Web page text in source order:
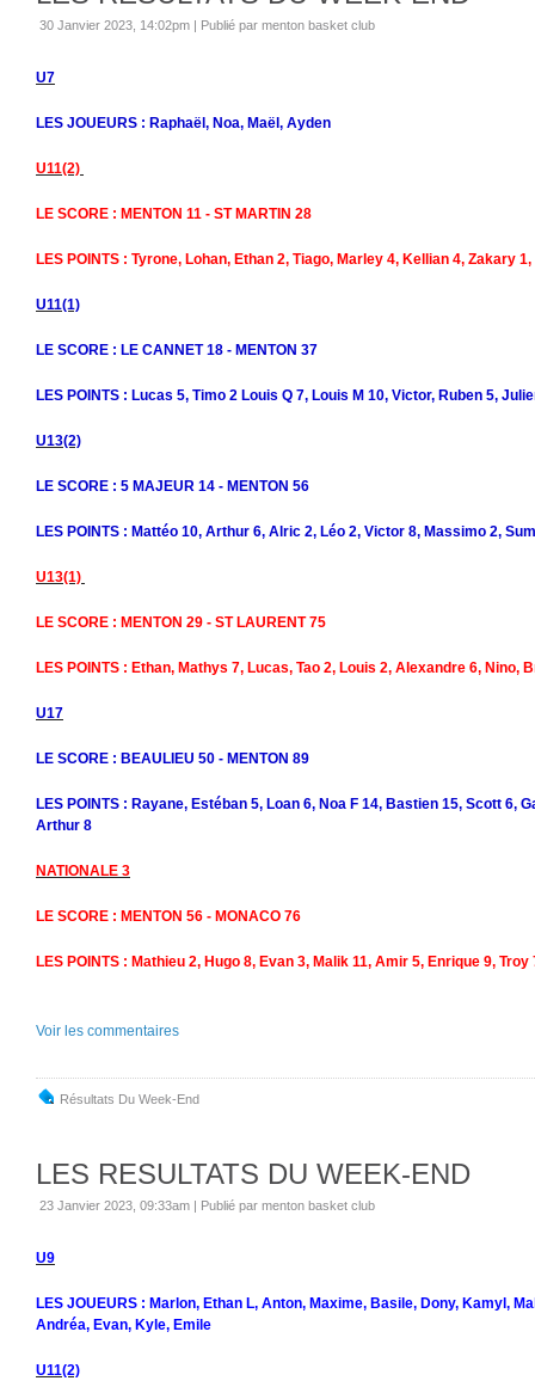
30 Janvier 2023, 14:02pm | Publié par menton basket club
U7
LES JOUEURS : Raphaël, Noa, Maël, Ayden
U11(2)
LE SCORE : MENTON 11 - ST MARTIN 28
LES POINTS : Tyrone, Lohan, Ethan 2, Tiago, Marley 4, Kellian 4, Zakary
U11(1)
LE SCORE : LE CANNET 18 - MENTON 37
LES POINTS : Lucas 5, Timo 2 Louis Q 7, Louis M 10, Victor, Ruben 5,
U13(2)
LE SCORE : 5 MAJEUR 14 - MENTON 56
LES POINTS : Mattéo 10, Arthur 6, Alric 2, Léo 2, Victor 8, Massimo 2,
U13(1)
LE SCORE : MENTON 29 - ST LAURENT 75
LES POINTS : Ethan, Mathys 7, Lucas, Tao 2, Louis 2, Alexandre 6, Nino,
U17
LE SCORE : BEAULIEU 50 - MENTON 89
LES POINTS : Rayane, Estéban 5, Loan 6, Noa F 14, Bastien 15, Scott 6,
Arthur 8
NATIONALE 3
LE SCORE : MENTON 56 - MONACO 76
LES POINTS : Mathieu 2, Hugo 8, Evan 3, Malik 11, Amir 5, Enrique 9,
Voir les commentaires
Résultats Du Week-End
LES RESULTATS DU WEEK-END
23 Janvier 2023, 09:33am | Publié par menton basket club
U9
LES JOUEURS : Marlon, Ethan L, Anton, Maxime, Basile, Dony, Kamyl,
Andréa, Evan, Kyle, Emile
U11(2)